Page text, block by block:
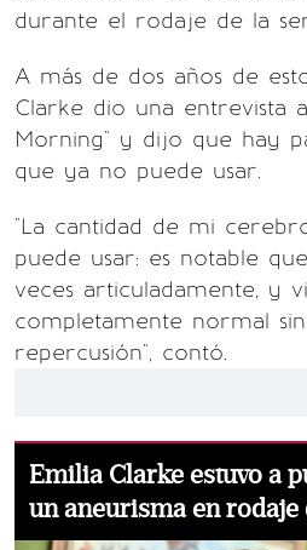
durante el rodaje de la
A más de dos años de
Clarke dio una entrevista
Morning" y dijo que hay
que ya no puede usar.
"La cantidad de mi
puede usar: es notable
veces articuladamente, y
completamente normal
repercusión", contó.
Emilia Clarke estuvo a
un aneurisma en rodaje